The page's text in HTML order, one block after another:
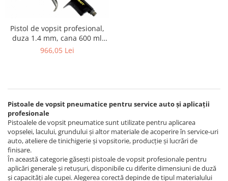
Tăiere și nituire pneumatică
Pistol de vopsit profesional,
duza 1.4 mm, cana 600 ml
Rodcraft RC8102
966,05 Lei
Pistoale de vopsit pneumatice pentru service auto și aplicații
profesionale
Pistoalele de vopsit pneumatice sunt utilizate pentru aplicarea
vopselei, lacului, grundului și altor materiale de acoperire în service-uri
auto, ateliere de tinichigerie și vopsitorie, producție și lucrări de
finisare.
În această categorie găsești pistoale de vopsit profesionale pentru
aplicări generale și retușuri, disponibile cu diferite dimensiuni de duză
și capacități ale cupei. Alegerea corectă depinde de tipul materialului